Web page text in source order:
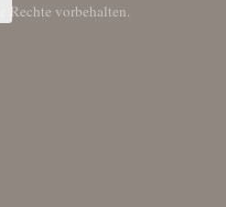
Rechte vorbehalten.